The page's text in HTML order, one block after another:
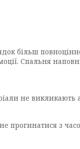
більш
Спальня
не викликають
прогинатися з